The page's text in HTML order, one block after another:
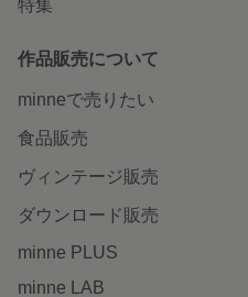
特集
作品販売について
minneで売りたい
食品販売
ヴィンテージ販売
ダウンロード販売
minne PLUS
minne LAB